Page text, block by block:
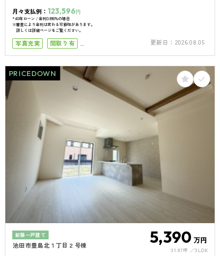
月々支払例： 123,596円
*40年ローン / 金利0.890%の場合
※審査により金利は変わる可能性があります。
詳しくは詳細ページをご覧ください。
写真充実
間取り有
駐車場１台
更新日： 2026.08.05
PRICEDOWN
新築一戸建て
池田市豊島北１丁目２号棟 5,390 万円
31.87坪 3LDK